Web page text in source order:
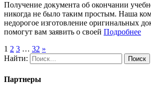
Получение документа об окончании
никогда не было таким простым. Наша
недорогое изготовление оригинальных
помогут вам заявить о своей Подробнее
1 2 3 … 32 »
Найти:
Партнеры